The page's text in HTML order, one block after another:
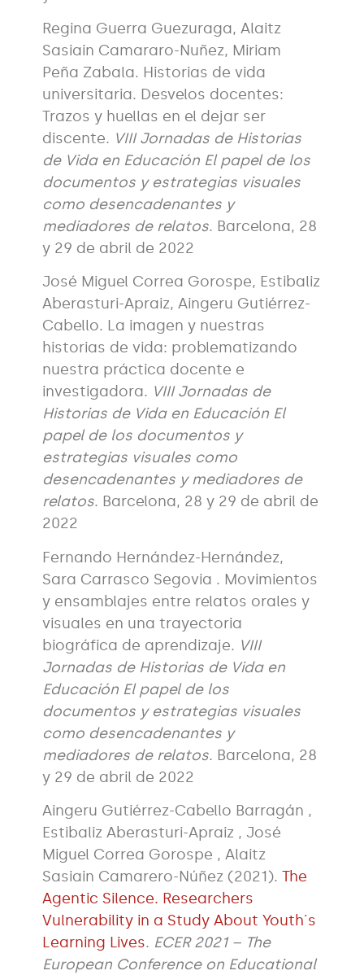
Regina Guerra Guezuraga, Alaitz
Sasiain Camararo-Nuñez, Miriam
Peña Zabala. Historias de vida
universitaria. Desvelos docentes:
Trazos y huellas en el dejar ser
discente. VIII Jornadas de Historias
de Vida en Educación El papel de los
documentos y estrategias visuales
como desencadenantes y
mediadores de relatos. Barcelona, 28
y 29 de abril de 2022
José Miguel Correa Gorospe, Estibaliz
Aberasturi-Apraiz, Aingeru Gutiérrez-
Cabello. La imagen y nuestras
historias de vida: problematizando
nuestra práctica docente e
investigadora. VIII Jornadas de
Historias de Vida en Educación El
papel de los documentos y
estrategias visuales como
desencadenantes y mediadores de
relatos. Barcelona, 28 y 29 de abril de
2022
Fernando Hernández-Hernández,
Sara Carrasco Segovia . Movimientos
y ensamblajes entre relatos orales y
visuales en una trayectoria
biográfica de aprendizaje. VIII
Jornadas de Historias de Vida en
Educación El papel de los
documentos y estrategias visuales
como desencadenantes y
mediadores de relatos. Barcelona, 28
y 29 de abril de 2022
Aingeru Gutiérrez-Cabello Barragán ,
Estibaliz Aberasturi-Apraiz , José
Miguel Correa Gorospe , Alaitz
Sasiain Camarero-Núñez (2021).The
Agentic Silence. Researchers
Vulnerability in a Study About Youth´s
Learning Lives. ECER 2021 – The
European Conference on Educational